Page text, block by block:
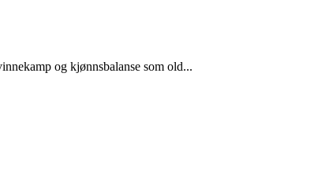
og kjønnsbalanse som old...